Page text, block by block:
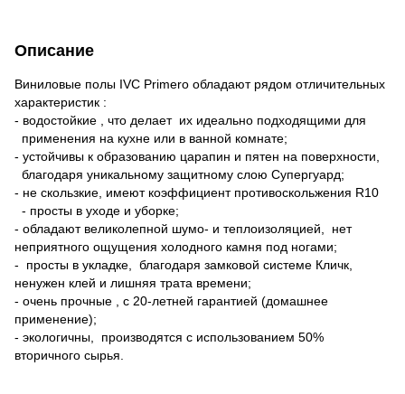
Описание
Виниловые полы IVC Primero обладают рядом отличительных
характеристик :
- водостойкие , что делает их идеально подходящими для
применения на кухне или в ванной комнате;
- устойчивы к образованию царапин и пятен на поверхности,
благодаря уникальному защитному слою Супергуард;
- не скользкие, имеют коэффициент противоскольжения R10
- просты в уходе и уборке;
- обладают великолепной шумо- и теплоизоляцией, нет
неприятного ощущения холодного камня под ногами;
- просты в укладке, благодаря замковой системе Кличк,
ненужен клей и лишняя трата времени;
- очень прочные , с 20-летней гарантией (домашнее
применение);
- экологичны, производятся с использованием 50%
вторичного сырья.